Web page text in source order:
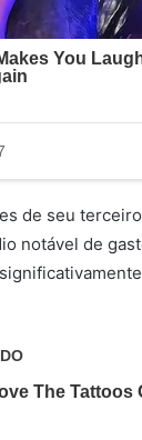
de seu
notável de